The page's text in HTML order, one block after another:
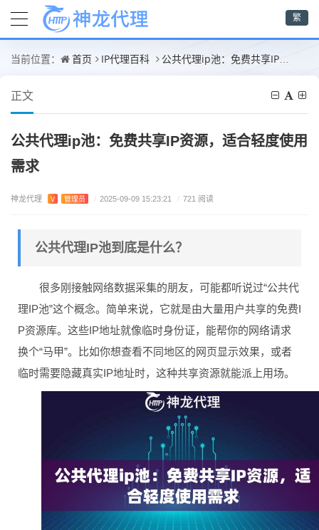
繁
当前位置： 首页 IP代理百科 公共代理ip池：免费共享IP资源，适合轻度使用需求
正文
公共代理ip池：免费共享IP资源，适合轻度使用
需求
神龙代理 V 管理员 / 2025-09-09 15:23:21 / 721 阅读
公共代理IP池到底是什么？
很多刚接触网络数据采集的朋友，可能都听说过“公共代
理IP池”这个概念。简单来说，它就是由大量用户共享的免费I
P资源库。这些IP地址就像临时身份证，能帮你的网络请求
换个“马甲”。比如你想查看不同地区的网页显示效果，或者
临时需要隐藏真实IP地址时，这种共享资源就能派上用场。